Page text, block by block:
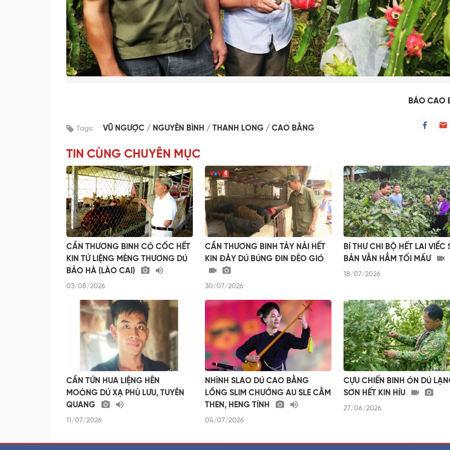
BÁO CAO
Tags: VŨ NGƯỢC NGUYÊN BÌNH THANH LONG CAO BẰNG
TIN CÙNG CHUYÊN MỤC
CẦN THƯƠNG BINH CÓ CỐC HẾT
KIN TỨ LIỆNG MÈNG THƯƠNG DÚ
BẢO HÀ (LÀO CAI)
03/08/2026
CẦN THƯƠNG BINH TẢY NẢI HẾT
KIN ĐÂY DÚ BÚNG ĐIN ĐÈO GIÓ
30/07/2026
BÍ THƯ CHI BỘ HẾT LAI VIỂC
BẢN VẰN HẲM TỐI MẤƯ
18/07/2026
CẦN TỨN HUA LIỆNG HÊN
MOÒNG DÚ XẠ PHÙ LƯU, TUYÊN
QUANG
11/07/2026
NHÌNH SLAO DÚ CAO BẰNG
LỒNG SLIM CHƯỚNG AU SLE CẰM
THEN, HENG TÍNH
04/07/2026
CỰU CHIẾN BINH ÓN DÚ
SƠN HẾT KIN HÍU
27/06/2026